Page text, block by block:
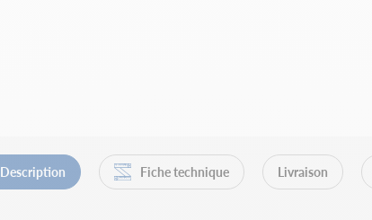
Description Fiche technique Livraison